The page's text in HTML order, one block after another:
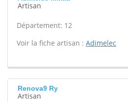
Artisan
Département: 12
Voir la fiche artisan : Adimelec
Renova9 Ry
Artisan